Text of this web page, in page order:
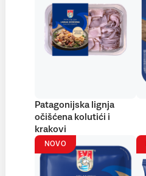
Patagonijska lignja
očišćena kolutići i
krakovi
NOVO